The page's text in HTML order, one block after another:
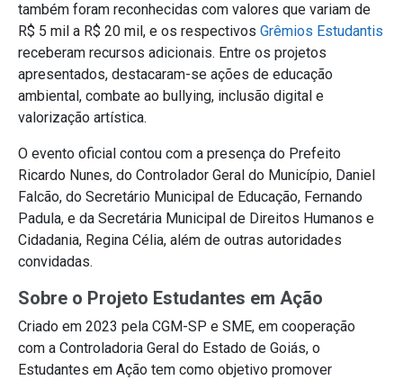
também foram reconhecidas com valores que variam de
R$ 5 mil a R$ 20 mil, e os respectivos Grêmios Estudantis
receberam recursos adicionais. Entre os projetos
apresentados, destacaram-se ações de educação
ambiental, combate ao bullying, inclusão digital e
valorização artística.
O evento oficial contou com a presença do Prefeito
Ricardo Nunes, do Controlador Geral do Município, Daniel
Falcão, do Secretário Municipal de Educação, Fernando
Padula, e da Secretária Municipal de Direitos Humanos e
Cidadania, Regina Célia, além de outras autoridades
convidadas.
Sobre o Projeto Estudantes em Ação
Criado em 2023 pela CGM-SP e SME, em cooperação
com a Controladoria Geral do Estado de Goiás, o
Estudantes em Ação tem como objetivo promover